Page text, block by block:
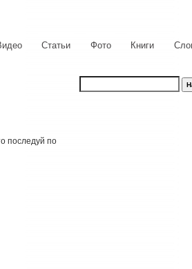
Статьи Фото Книги
последуй по